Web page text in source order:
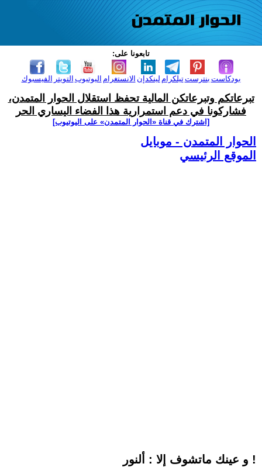
تابعونا على:
الفيسبوك التويتر اليوتيوب الانستغرام لينكدإن تيلكرامبنترست بودكاست
تبرعاتكم وتبرعاتكن المالية تحفظ استقلال الحوار المتمدن،
فشاركونا في دعم استمرارية هذا الفضاء اليساري الحر
[اشترك في قناة ‫«الحوار المتمدن» على اليوتيوب]
الحوار المتمدن - موبايل
الموقع الرئيسي
و عينك ماتشوف إلا : ألنور !